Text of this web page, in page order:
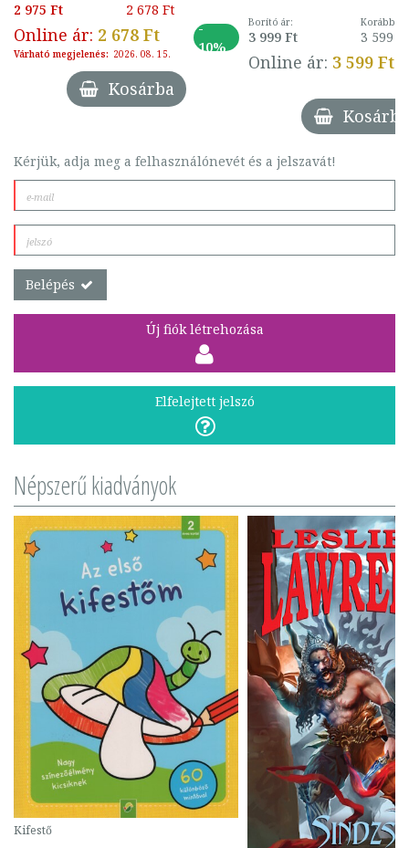
2 975 Ft 2 678 Ft
Online ár: 2 678 Ft
-
10%
Várható megjelenés: 2026. 08. 15.
Kosárba
Borító ár:
3 999 Ft
Korábbi
3 599 Ft
Online ár: 3 599 Ft
Kosárba
Kérjük, adja meg a felhasználónevét és a jelszavát!
Belépés
Új fiók létrehozása
Elfelejtett jelszó
Népszerű kiadványok
Kifestő